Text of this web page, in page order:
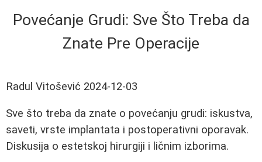
Povećanje Grudi: Sve Što Treba da
Znate Pre Operacije
Radul Vitošević 2024-12-03
Sve što treba da znate o povećanju grudi: iskustva,
saveti, vrste implantata i postoperativni oporavak.
Diskusija o estetskoj hirurgiji i ličnim izborima.